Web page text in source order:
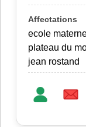
ecole
plateau du
jean rostand